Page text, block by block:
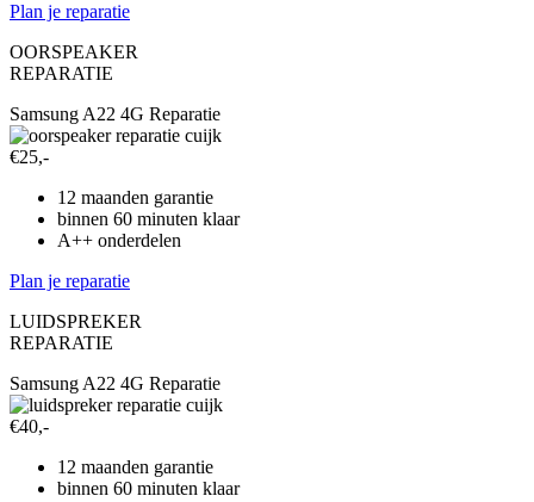
Plan je reparatie
OORSPEAKER
REPARATIE
Samsung A22 4G Reparatie
€25,-
12 maanden garantie
binnen 60 minuten klaar
A++ onderdelen
Plan je reparatie
LUIDSPREKER
REPARATIE
Samsung A22 4G Reparatie
€40,-
12 maanden garantie
binnen 60 minuten klaar